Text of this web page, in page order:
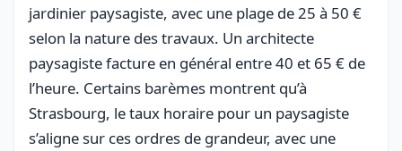
jardinier paysagiste, avec une plage de 25 à 50 €
selon la nature des travaux. Un architecte
paysagiste facture en général entre 40 et 65 € de
l’heure. Certains barèmes montrent qu’à
Strasbourg, le taux horaire pour un paysagiste
s’aligne sur ces ordres de grandeur, avec une